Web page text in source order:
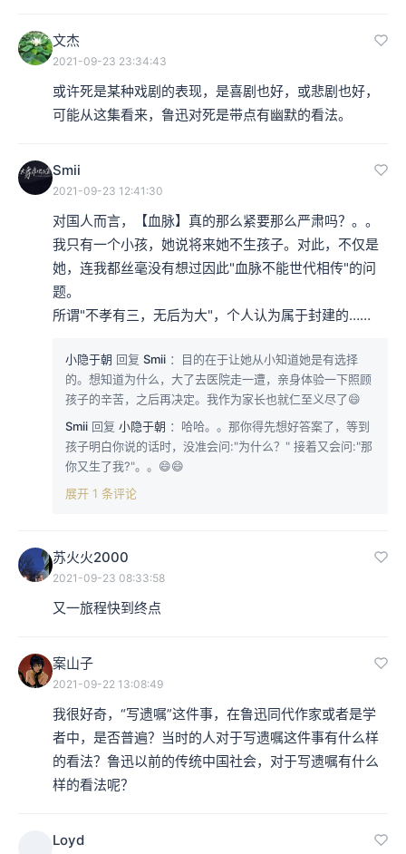
文杰
2021-09-23 23:34:43
或许死是某种戏剧的表现，是喜剧也好，或悲剧也好，
可能从这集看来，鲁迅对死是带点有幽默的看法。
Smii
2021-09-23 12:41:30
对国人而言，【血脉】真的那么紧要那么严肃吗？。。
我只有一个小孩，她说将来她不生孩子。对此，不仅是
她，连我都丝毫没有想过因此"血脉不能世代相传"的问
题。
所谓"不孝有三，无后为大"，个人认为属于封建的……
小隐于朝 回复 Smii ：目的在于让她从小知道她是有选择
的。想知道为什么，大了去医院走一遭，亲身体验一下照顾
孩子的辛苦，之后再决定。我作为家长也就仁至义尽了😄
Smii 回复 小隐于朝 ：哈哈。。那你得先想好答案了，等到
孩子明白你说的话时，没准会问:"为什么？" 接着又会问:"那
你又生了我?"。。😄😄
展开 1 条评论
苏火火2000
2021-09-23 08:33:58
又一旅程快到终点
案山子
2021-09-22 13:08:49
我很好奇，“写遗嘱”这件事，在鲁迅同代作家或者是学
者中，是否普遍？当时的人对于写遗嘱这件事有什么样
的看法？鲁迅以前的传统中国社会，对于写遗嘱有什么
样的看法呢？
Loyd